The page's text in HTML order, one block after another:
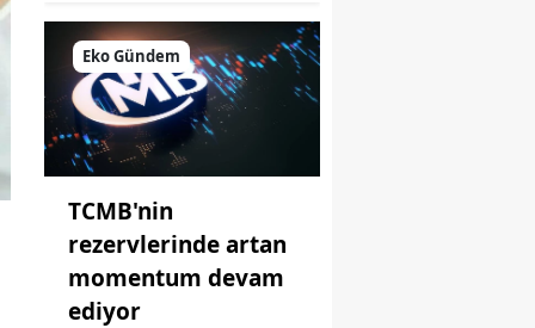
Eko Gündem
TCMB'nin
rezervlerinde artan
momentum devam
ediyor